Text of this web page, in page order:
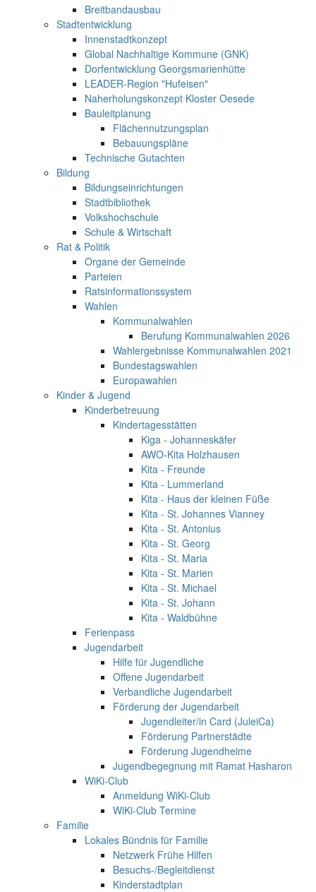
Breitbandausbau
Stadtentwicklung
Innenstadtkonzept
Global Nachhaltige Kommune (GNK)
Dorfentwicklung Georgsmarienhütte
LEADER-Region "Hufeisen"
Naherholungskonzept Kloster Oesede
Bauleitplanung
Flächennutzungsplan
Bebauungspläne
Technische Gutachten
Bildung
Bildungseinrichtungen
Stadtbibliothek
Volkshochschule
Schule & Wirtschaft
Rat & Politik
Organe der Gemeinde
Parteien
Ratsinformationssystem
Wahlen
Kommunalwahlen
Berufung Kommunalwahlen 2026
Wahlergebnisse Kommunalwahlen 2021
Bundestagswahlen
Europawahlen
Kinder & Jugend
Kinderbetreuung
Kindertagesstätten
Kiga - Johanneskäfer
AWO-Kita Holzhausen
Kita - Freunde
Kita - Lummerland
Kita - Haus der kleinen Füße
Kita - St. Johannes Vianney
Kita - St. Antonius
Kita - St. Georg
Kita - St. Maria
Kita - St. Marien
Kita - St. Michael
Kita - St. Johann
Kita - Waldbühne
Ferienpass
Jugendarbeit
Hilfe für Jugendliche
Offene Jugendarbeit
Verbandliche Jugendarbeit
Förderung der Jugendarbeit
Jugendleiter/in Card (JuleiCa)
Förderung Partnerstädte
Förderung Jugendheime
Jugendbegegnung mit Ramat Hasharon
WiKi-Club
Anmeldung WiKi-Club
WiKi-Club Termine
Familie
Lokales Bündnis für Familie
Netzwerk Frühe Hilfen
Besuchs-/Begleitdienst
Kinderstadtplan